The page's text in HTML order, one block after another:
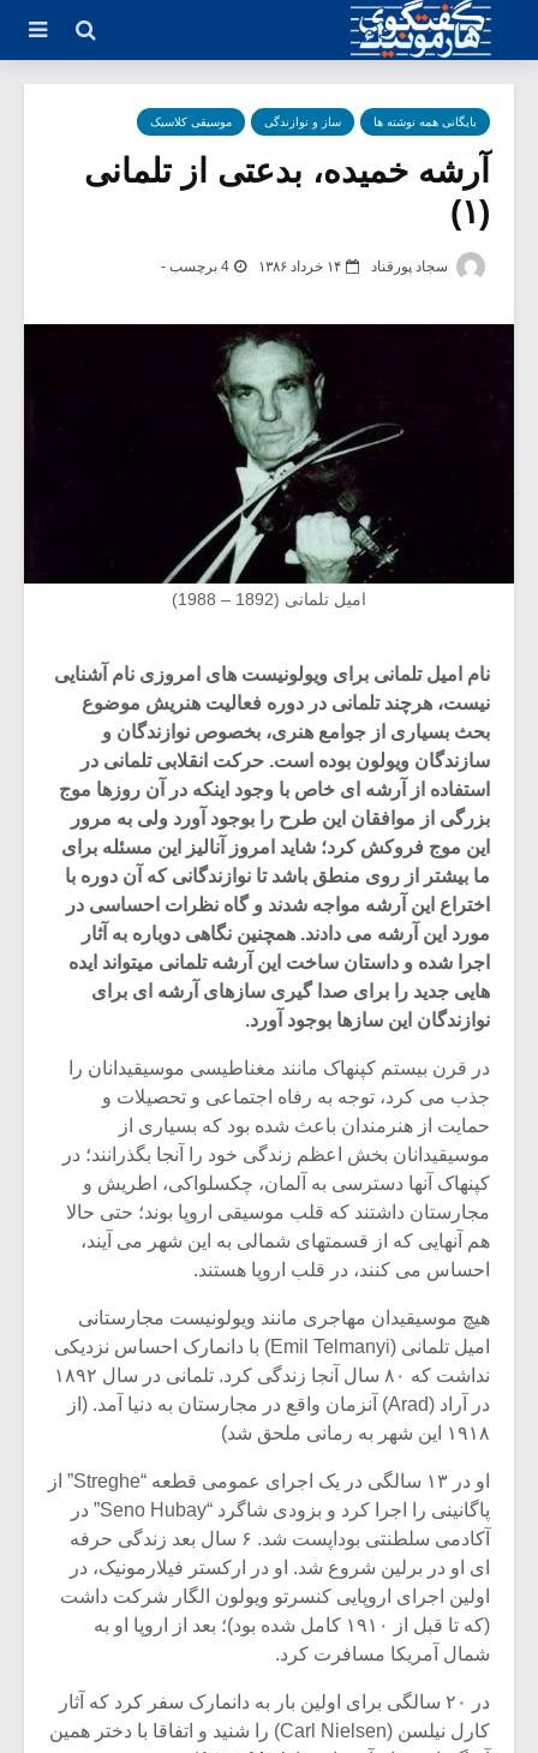
بایگانی همه نوشته ها ساز و نوازندگی موسیقی کلاسیک
آرشه خمیده، بدعتی از تلمانی
(۱)
سجاد پورقناد ۱۴ خرداد ۱۳۸۶ 4 برچسب -
امیل تلمانی (1892 – 1988)
نام امیل تلمانی برای ویولونیست های امروزی نام آشنایی
نیست، هرچند تلمانی در دوره فعالیت هنریش موضوع
بحث بسیاری از جوامع هنری، بخصوص نوازندگان و
سازندگان ویولون بوده است. حرکت انقلابی تلمانی در
استفاده از آرشه ای خاص با وجود اینکه در آن روزها موج
بزرگی از موافقان این طرح را بوجود آورد ولی به مرور
این موج فروکش کرد؛ شاید امروز آنالیز این مسئله برای
ما بیشتر از روی منطق باشد تا نوازندگانی که آن دوره با
اختراع این آرشه مواجه شدند و گاه نظرات احساسی در
مورد این آرشه می دادند. همچنین نگاهی دوباره به آثار
اجرا شده و داستان ساخت این آرشه تلمانی میتواند ایده
هایی جدید را برای صدا گیری سازهای آرشه ای برای
نوازندگان این سازها بوجود آورد.
در قرن بیستم کپنهاک مانند مغناطیسی موسیقیدانان را
جذب می کرد، توجه به رفاه اجتماعی و تحصیلات و
حمایت از هنرمندان باعث شده بود که بسیاری از
موسیقیدانان بخش اعظم زندگی خود را آنجا بگذرانند؛ در
کپنهاک آنها دسترسی به آلمان، چکسلواکی، اطریش و
مجارستان داشتند که قلب موسیقی اروپا بوند؛ حتی حالا
هم آنهایی که از قسمتهای شمالی به این شهر می آیند،
احساس می کنند، در قلب اروپا هستند.
هیچ موسیقیدان مهاجری مانند ویولونیست مجارستانی
امیل تلمانی (Emil Telmanyi) با دانمارک احساس نزدیکی
نداشت که ۸۰ سال آنجا زندگی کرد. تلمانی در سال ۱۸۹۲
در آراد (Arad) آنزمان واقع در مجارستان به دنیا آمد. (از
۱۹۱۸ این شهر به رمانی ملحق شد)
او در ۱۳ سالگی در یک اجرای عمومی قطعه “Streghe” از
پاگانینی را اجرا کرد و بزودی شاگرد “Seno Hubay” در
آکادمی سلطنتی بوداپست شد. ۶ سال بعد زندگی حرفه
ای او در برلین شروع شد. او در ارکستر فیلارمونیک، در
اولین اجرای اروپایی کنسرتو ویولون الگار شرکت داشت
(که تا قبل از ۱۹۱۰ کامل شده بود)؛ بعد از اروپا او به
شمال آمریکا مسافرت کرد.
در ۲۰ سالگی برای اولین بار به دانمارک سفر کرد که آثار
کارل نیلسن (Carl Nielsen) را شنید و اتفاقا با دختر همین
میکلوش روژا
یادداشتی بر موسیقی
متن فیلم «متری
شیش و نیم»
مشهورترین باشی،
بدنام ترین باش
دوره
موسیقی
موسیقی